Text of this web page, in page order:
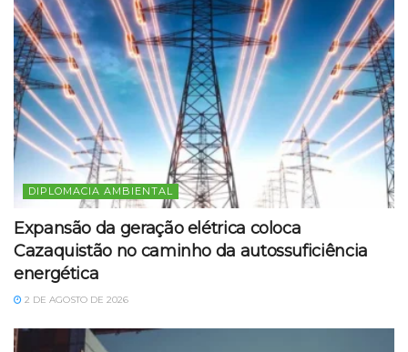
DIPLOMACIA AMBIENTAL
Expansão da geração elétrica coloca
Cazaquistão no caminho da autossuficiência
energética
2 DE AGOSTO DE 2026